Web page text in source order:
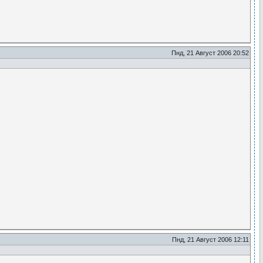
Пнд, 21 Август 2006 20:52
Пнд, 21 Август 2006 12:11